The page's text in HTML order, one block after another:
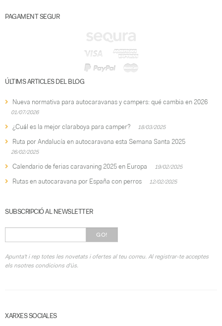
PAGAMENT SEGUR
ÚLTIMS ARTICLES DEL BLOG
Nueva normativa para autocaravanas y campers: qué cambia en 2026
01/07/2026
¿Cuál es la mejor claraboya para camper? 18/03/2025
Ruta por Andalucía en autocaravana esta Semana Santa 2025
26/02/2025
Calendario de ferias caravaning 2025 en Europa 19/02/2025
Rutas en autocaravana por España con perros 12/02/2025
SUBSCRIPCIÓ AL NEWSLETTER
GO!
Apunta't i rep totes les novetats i ofertes al teu correu. Al registrar-te acceptes
els nsotres condicions d'ús.
XARXES SOCIALES